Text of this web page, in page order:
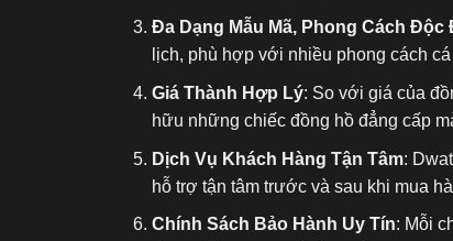
Đa Dạng Mẫu Mã, Phong Cách Độc
lịch, phù hợp với nhiều phong cách
Giá Thành Hợp Lý: So với giá của
hữu những chiếc đồng hồ đẳng cấp
Dịch Vụ Khách Hàng Tận Tâm:
hỗ trợ tận tâm trước và sau khi mua
Chính Sách Bảo Hành Uy Tín: Mỗi